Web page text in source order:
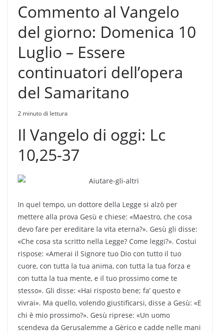
Commento al Vangelo
del giorno: Domenica 10
Luglio – Essere
continuatori dell’opera
del Samaritano
2 minuto di lettura
Il Vangelo di oggi: Lc
10,25-37
In quel tempo, un dottore della Legge si alzò per
mettere alla prova Gesù e chiese: «Maestro, che cosa
devo fare per ereditare la vita eterna?». Gesù gli disse:
«Che cosa sta scritto nella Legge? Come leggi?». Costui
rispose: «Amerai il Signore tuo Dio con tutto il tuo
cuore, con tutta la tua anima, con tutta la tua forza e
con tutta la tua mente, e il tuo prossimo come te
stesso». Gli disse: «Hai risposto bene; fa’ questo e
vivrai». Ma quello, volendo giustificarsi, disse a Gesù: «E
chi è mio prossimo?». Gesù riprese: «Un uomo
scendeva da Gerusalemme a Gèrico e cadde nelle mani